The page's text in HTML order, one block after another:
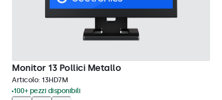
Monitor 13 Pollici Metallo
Articolo: 13HD7M
100+ pezzi disponibili